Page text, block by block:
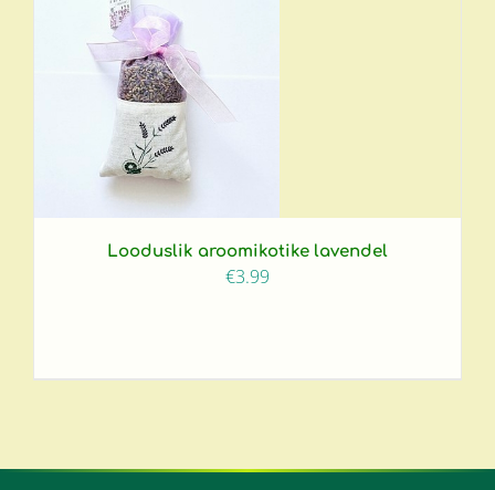
Looduslik aroomikotike lavendel
€3.99